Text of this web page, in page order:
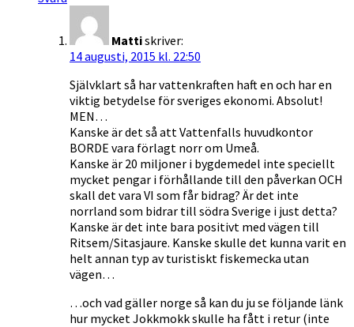
Mattiskriver:
14 augusti, 2015 kl. 22:50
Självklart så har vattenkraften haft en och har en
viktig betydelse för sveriges ekonomi. Absolut!
MEN…
Kanske är det så att Vattenfalls huvudkontor
BORDE vara förlagt norr om Umeå.
Kanske är 20 miljoner i bygdemedel inte speciellt
mycket pengar i förhållande till den påverkan OCH
skall det vara VI som får bidrag? Är det inte
norrland som bidrar till södra Sverige i just detta?
Kanske är det inte bara positivt med vägen till
Ritsem/Sitasjaure. Kanske skulle det kunna varit en
helt annan typ av turistiskt fiskemecka utan
vägen…
…och vad gäller norge så kan du ju se följande länk
hur mycket Jokkmokk skulle ha fått i retur (inte